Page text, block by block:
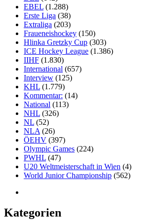
EBEL (1.288)
Erste Liga (38)
Extraliga (203)
Fraueneishockey (150)
Hlinka Gretzky Cup (303)
ICE Hockey League (1.386)
IIHF (1.830)
International (657)
Interview (125)
KHL (1.779)
Kommentar: (14)
National (113)
NHL (326)
NL (52)
NLA (26)
ÖEHV (397)
Olympic Games (224)
PWHL (47)
U20 Weltmeisterschaft in Wien (4)
World Junior Championship (562)
Kategorien